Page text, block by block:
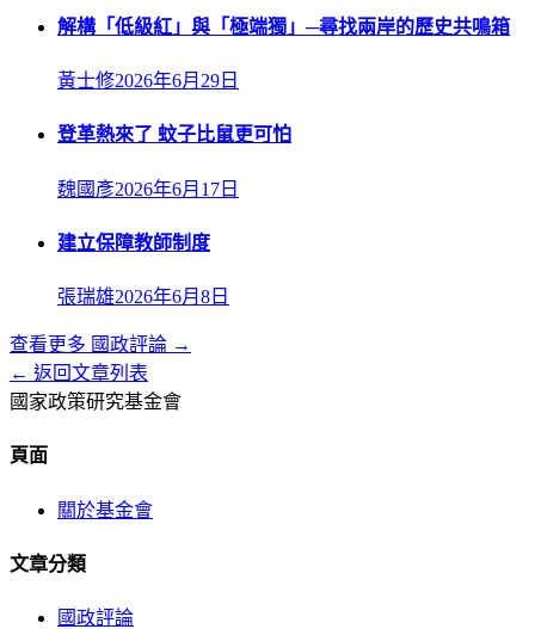
解構「低級紅」與「極端獨」─尋找兩岸的歷史共鳴箱
黃士修2026年6月29日
登革熱來了 蚊子比鼠更可怕
魏國彥2026年6月17日
建立保障教師制度
張瑞雄2026年6月8日
查看更多 國政評論 →
← 返回文章列表
國家政策研究基金會
頁面
關於基金會
文章分類
國政評論